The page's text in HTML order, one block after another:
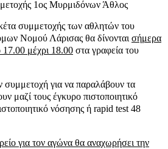
1ος Μυρμιδόνων Άθλος
συμμετοχής των αθλητών του
Νομού Λάρισας θα δίνονταισήμερα
μέχρι 18.00 στα γραφεία του
για να παραλάβουν τα
μαζί τους έγκυρο πιστοποιητικό
νόσησης ή rapid test 48
για τον αγώνα θα αναχωρήσει την